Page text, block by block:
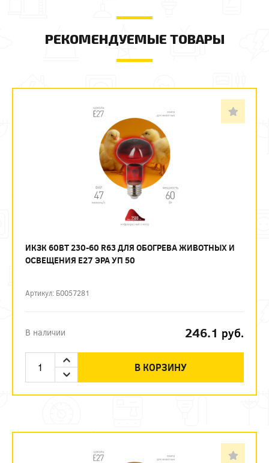
РЕКОМЕНДУЕМЫЕ ТОВАРЫ
ИКЗК 60ВТ 230-60 R63 ДЛЯ ОБОГРЕВА ЖИВОТНЫХ И
ОСВЕЩЕНИЯ Е27 ЭРА УП 50
Артикул: Б0057281
В наличии 246.1 руб.
В КОРЗИНУ